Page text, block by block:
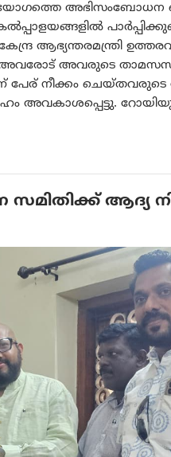
അഭിസംബോധന
ആഭ്യന്തരമന്ത്രി
അവരോട് അവരുടെ
നീക്കം ചെയ്തവരുടെ
അവകാശപ്പെട്ടു.
ആദ്യ